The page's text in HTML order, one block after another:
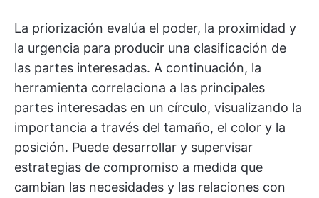
La priorización evalúa el poder, la proximidad y
la urgencia para producir una clasificación de
las partes interesadas. A continuación, la
herramienta correlaciona a las principales
partes interesadas en un círculo, visualizando la
importancia a través del tamaño, el color y la
posición. Puede desarrollar y supervisar
estrategias de compromiso a medida que
cambian las necesidades y las relaciones con